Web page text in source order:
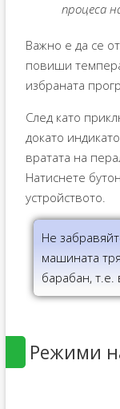
процеса
Важно е да се
повиши
избраната
След като
докато
вратата на
Натиснете
устройството.
Не
машината
барабан,
Режими